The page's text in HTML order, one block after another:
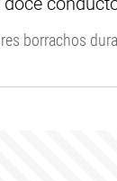
borrachos